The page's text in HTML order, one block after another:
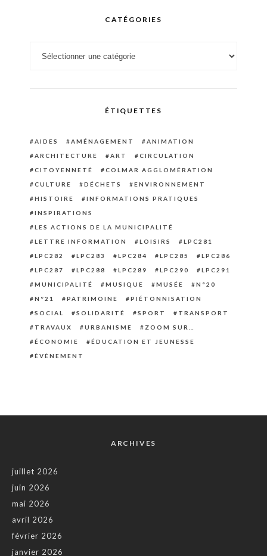
CATÉGORIES
ÉTIQUETTES
AIDES AMÉNAGEMENT
ANIMATION
ARCHITECTURE
ART
CIRCULATION
CITOYENNETÉ
COLMAR AGGLOMÉRATION
CULTURE
DÉCHETS
ENVIRONNEMENT
HISTOIRE
INFORMATIONS PRATIQUES
INSPIRATIONS
LES ACTIONS DE LA MUNICIPALITÉ
LETTRE INFORMATION
LOISIRS
LPC281
LPC282
LPC283 LPC284 LPC285
LPC286
LPC287
LPC288 LPC289 LPC290
LPC291
MUNICIPALITÉ
MUSIQUE MUSÉE
N°20
N°21
PATRIMOINE
PIÉTONNISATION
SOCIAL
SOLIDARITÉ SPORT
TRANSPORT
TRAVAUX
URBANISME
ZOOM SUR…
ÉCONOMIE
ÉDUCATION ET JEUNESSE
ÉVÈNEMENT
ARCHIVES
juillet 2026
juin 2026
mai 2026
avril 2026
février 2026
janvier 2026